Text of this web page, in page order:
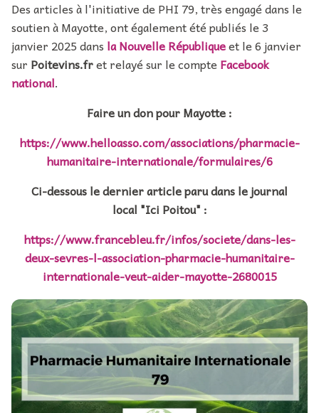
Des articles à l'initiative de PHI 79, très engagé dans le
soutien à Mayotte, ont également été publiés le 3
janvier 2025 dans la Nouvelle Républiqueet le 6 janvier
sur Poitevins.fret relayé sur le compte Facebook
national.
Faire un don pour Mayotte :
https://www.helloasso.com/associations/pharmacie-
humanitaire-internationale/formulaires/6
Ci-dessous le dernier article paru dans le journal
local "Ici Poitou" :
https://www.francebleu.fr/infos/societe/dans-les-
deux-sevres-l-association-pharmacie-humanitaire-
internationale-veut-aider-mayotte-2680015